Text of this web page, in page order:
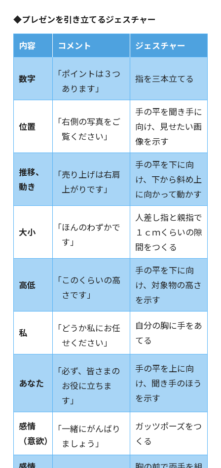
◆プレゼンを引き立てるジェスチャー
内容 コメント ジェスチャー
数字
「ポイントは３つ
あります」
指を三本立てる
位置
「右側の写真をご
覧ください」
手の平を聞き手に
向け、見せたい画
像を示す
推移、
動き
「売り上げは右肩
上がりです」
手の平を下に向
け、下から斜め上
に向かって動かす
大小
「ほんのわずかで
す」
人差し指と親指で
１ｃｍくらいの隙
間をつくる
高低
「このくらいの高
さです」
手の平を下に向
け、対象物の高さ
を示す
私
「どうか私にお任
せください」
自分の胸に手をあ
てる
あなた
「必ず、皆さまの
お役に立ちま
す」
手の平を上に向
け、聞き手のほう
を示す
感情
（意欲）
「一緒にがんばり
ましょう」
ガッツポーズをつ
くる